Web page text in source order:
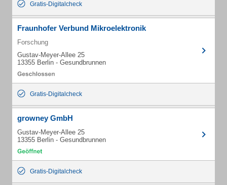
Gratis-Digitalcheck
Fraunhofer Verbund Mikroelektronik
Forschung
Gustav-Meyer-Allee 25
13355 Berlin - Gesundbrunnen
Gratis-Digitalcheck
growney GmbH
Gustav-Meyer-Allee 25
13355 Berlin - Gesundbrunnen
Gratis-Digitalcheck